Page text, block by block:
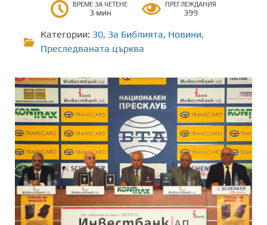
ВРЕМЕ ЗА ЧЕТЕНЕ
3 мин
ПРЕГЛЕЖДАНИЯ
399
Категории: 30, За Библията, Новини,
Преследваната църква